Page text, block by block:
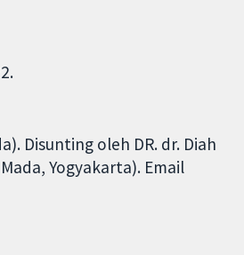
Disunting oleh DR. dr. Diah
Yogyakarta). Email